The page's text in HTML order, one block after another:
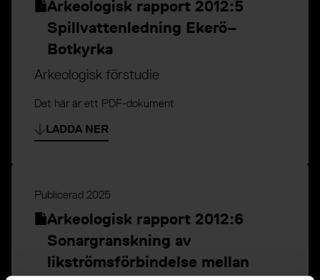
Arkeologisk rapport 2012:5
Spillvattenledning Ekerö–
Botkyrka
Arkeologisk förstudie
Det här är ett PDF-dokument
LADDA NER
Publicerad 2025
Arkeologisk rapport 2012:6
Sonargranskning av
likströmsförbindelse mellan